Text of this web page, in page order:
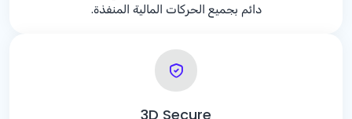
دائم بجميع الحركات المالية المنفذة.
3D Secure